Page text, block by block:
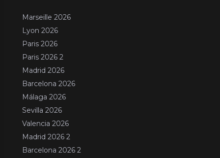
Marseille 2026
Lyon 2026
Paris 2026
Paris 2026 2
Madrid 2026
Barcelona 2026
Málaga 2026
Sevilla 2026
Valencia 2026
Madrid 2026 2
Barcelona 2026 2